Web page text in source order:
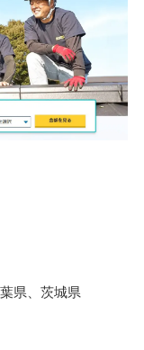
県、茨城県